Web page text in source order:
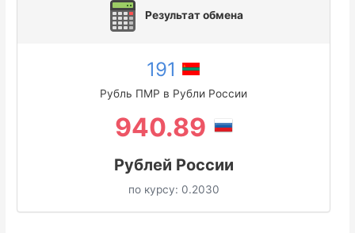
Результат обмена
191
Рубль ПМР в Рубли России
940.89
Рублей России
по курсу: 0.2030